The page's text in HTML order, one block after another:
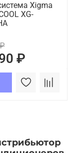
Xigma
XG-
₽